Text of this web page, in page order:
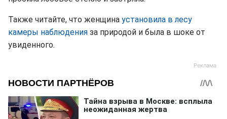
Также читайте, что женщина установила в лесу
камеры наблюдения за природой и была в шоке от
увиденного.